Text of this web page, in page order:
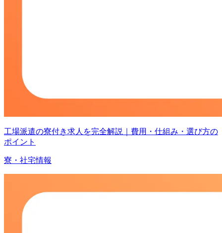
工場派遣の寮付き求人を完全解説｜費用・仕組み・選び方の
ポイント
寮・社宅情報